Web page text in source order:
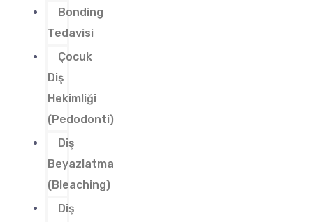
Bonding
Tedavisi
Çocuk
Diş
Hekimliği
(Pedodonti)
Diş
Beyazlatma
(Bleaching)
Diş